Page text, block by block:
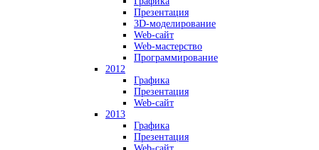
Презентация
3D-моделирование
Web-сайт
Web-мастерство
Программирование
2012
Графика
Презентация
Web-сайт
2013
Графика
Презентация